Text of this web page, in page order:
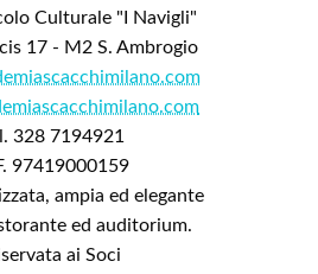
Culturale "I Navigli"
17 - M2 S. Ambrogio
328 7194921
97419000159
ampia ed elegante
ed auditorium.
ai Soci